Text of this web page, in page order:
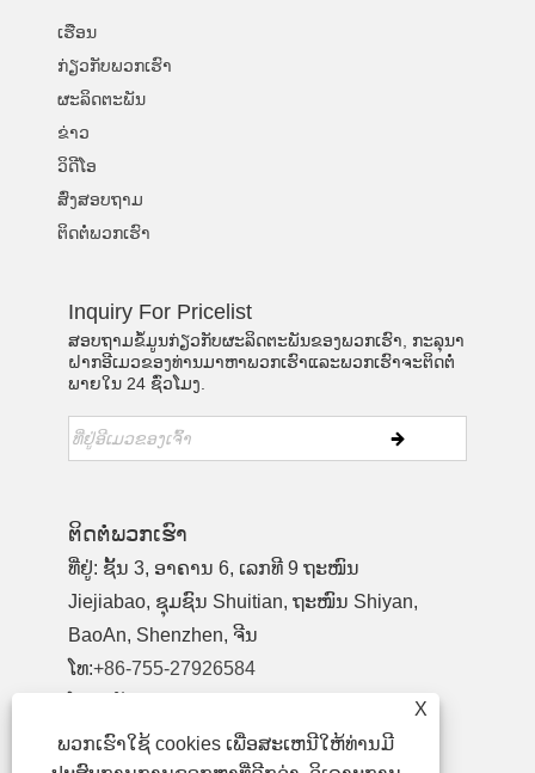
ເຮືອນ
ກ່ຽວ​ກັບ​ພວກ​ເຮົາ
ຜະລິດຕະພັນ
ຂ່າວ
ວິດີໂອ
ສົ່ງສອບຖາມ
ຕິດຕໍ່ພວກເຮົາ
Inquiry For Pricelist
ສອບຖາມຂໍ້ມູນກ່ຽວກັບຜະລິດຕະພັນຂອງພວກເຮົາ, ກະລຸນາ
ຝາກອີເມວຂອງທ່ານມາຫາພວກເຮົາແລະພວກເຮົາຈະຕິດຕໍ່
ພາຍໃນ 24 ຊົ່ວໂມງ.
ຕິດ​ຕໍ່​ພວກ​ເຮົາ
ທີ່ຢູ່: ຊັ້ນ 3, ອາຄານ 6, ເລກທີ 9 ຖະໜົນ
Jiejiabao, ຊຸມຊົນ Shuitian, ຖະໜົນ Shiyan,
BaoAn, Shenzhen, ຈີນ
ໂທ:+86-755-27926584
ອີເມວ:yewu03@szymbp.com
X
ພວກເຮົາໃຊ້ cookies ເພື່ອສະເຫນີໃຫ້ທ່ານມີ